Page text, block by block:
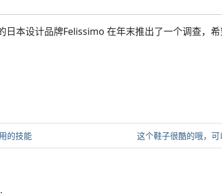
日本设计品牌Felissimo 在年末推出了一个调查，希
的技能 这个鞋子很酷的哦，